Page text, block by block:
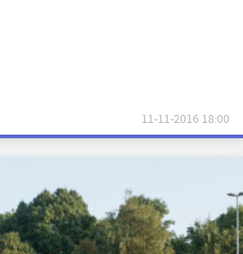
11-11-2016 18:00